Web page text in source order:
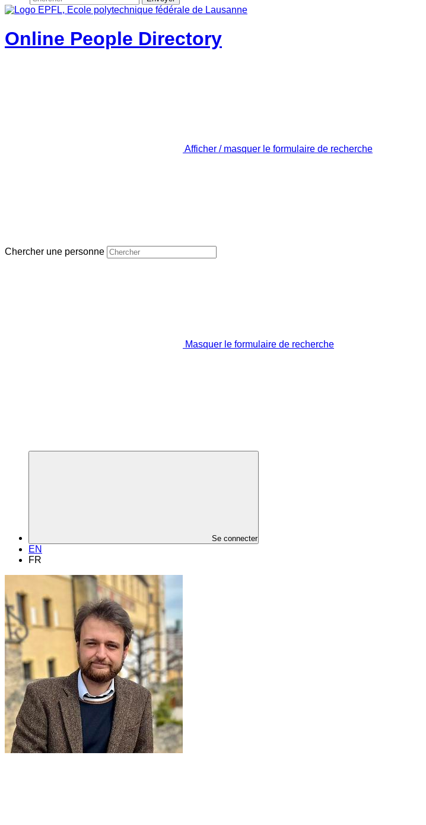
Online People Directory
Afficher / masquer le formulaire de recherche
Chercher une personne
Masquer le formulaire de recherche
Se connecter
EN
FR